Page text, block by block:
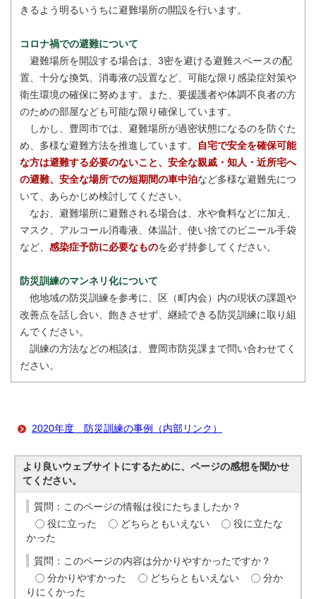
きるよう明るいうちに避難場所の開設を行います。
コロナ禍での避難について
避難場所を開設する場合は、3密を避ける避難スペースの配
置、十分な換気、消毒液の設置など、可能な限り感染症対策や
衛生環境の確保に努めます。また、要援護者や体調不良者の方
のための部屋なども可能な限り確保しています。
しかし、豊岡市では、避難場所が過密状態になるのを防ぐた
め、多様な避難方法を推進しています。
自宅で安全を確保可能
な方は避難する必要のないこと、安全な親戚・知人・近所宅へ
の避難、安全な場所での短期間の車中泊など多様な避難先につ
いて、あらかじめ検討してください。
なお、避難場所に避難される場合は、水や食料などに加え、
マスク、アルコール消毒液、体温計、使い捨てのビニール手袋
など、 感染症予防に必要なものを必ず持参してください。
防災訓練のマンネリ化について
他地域の防災訓練を参考に、区（町内会）内の現状の課題や
改善点を話し合い、飽きさせず、継続できる防災訓練に取り組
んでください。
訓練の方法などの相談は、豊岡市防災課まで問い合わせてく
ださい。
2020年度 防災訓練の事例（内部リンク）
より良いウェブサイトにするために、ページの感想を聞かせ
てください。
質問：このページの情報は役にたちましたか？
役に立った
どちらともいえない
役に立たな
かった
質問：このページの内容は分かりやすかったですか？
分かりやすかった
どちらともいえない
分か
りにくかった